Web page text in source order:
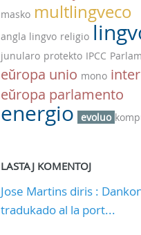
masko multlingveco
angla lingvo religio
junularo protekto IPCC
eŭropa unio mono
eŭropa parlamento
energio evoluo
LASTAJ KOMENTOJ
Jose Martins diris :
tradukado al la port...